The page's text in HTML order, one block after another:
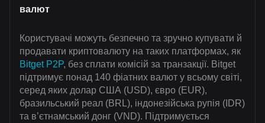
валют
Користувачі можуть безпечно та зручно купувати й
продавати криптовалюту на таких платформах, як
Bitget P2P, без сплати комісій за транзакції. Bitget
підтримує понад 140 фіатних валют у всьому світі,
серед яких долар США (USD), євро (EUR),
бразильський реал (BRL), індонезійська рупія (IDR)
та в’єтнамський донг (VND). Підтримується